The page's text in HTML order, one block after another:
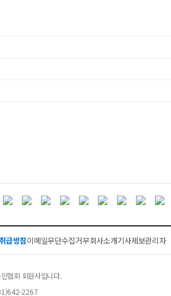
급방침이메일무단수집거부회사소개기사제보관리자
협회 회원사입니다.
2267